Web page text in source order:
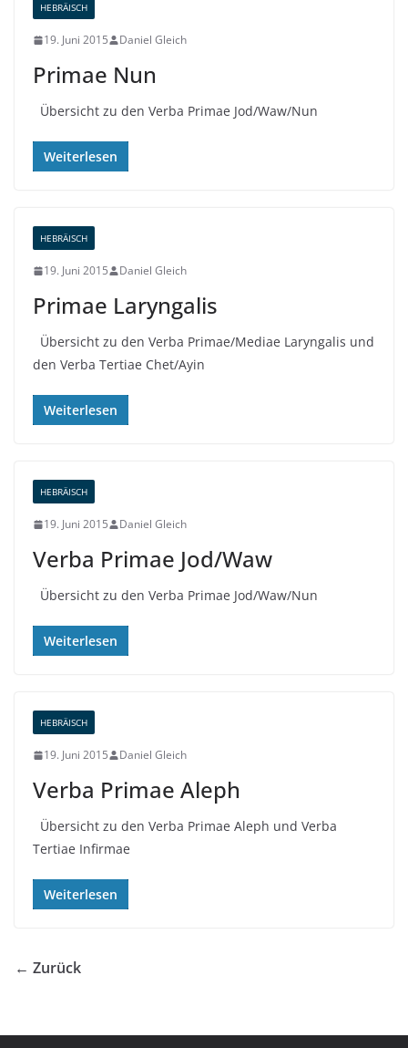
HEBRÄISCH
19. Juni 2015 Daniel Gleich
Primae Nun
Übersicht zu den Verba Primae Jod/Waw/Nun
Weiterlesen
HEBRÄISCH
19. Juni 2015 Daniel Gleich
Primae Laryngalis
Übersicht zu den Verba Primae/Mediae Laryngalis und
den Verba Tertiae Chet/Ayin
Weiterlesen
HEBRÄISCH
19. Juni 2015 Daniel Gleich
Verba Primae Jod/Waw
Übersicht zu den Verba Primae Jod/Waw/Nun
Weiterlesen
HEBRÄISCH
19. Juni 2015 Daniel Gleich
Verba Primae Aleph
Übersicht zu den Verba Primae Aleph und Verba
Tertiae Infirmae
Weiterlesen
← Zurück